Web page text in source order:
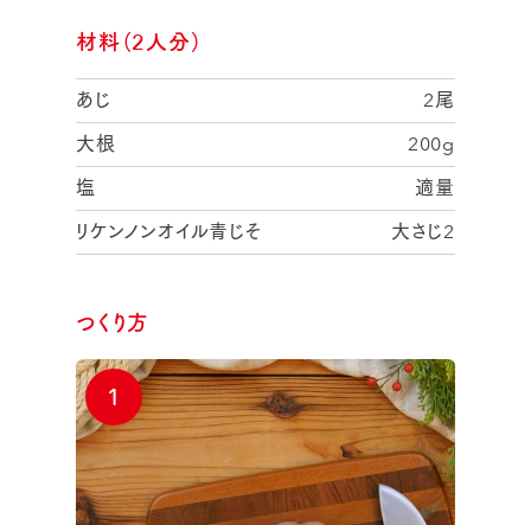
材料（2人分）
あじ
2尾
大根
200g
塩
適量
リケンノンオイル青じそ
大さじ2
つくり方
1